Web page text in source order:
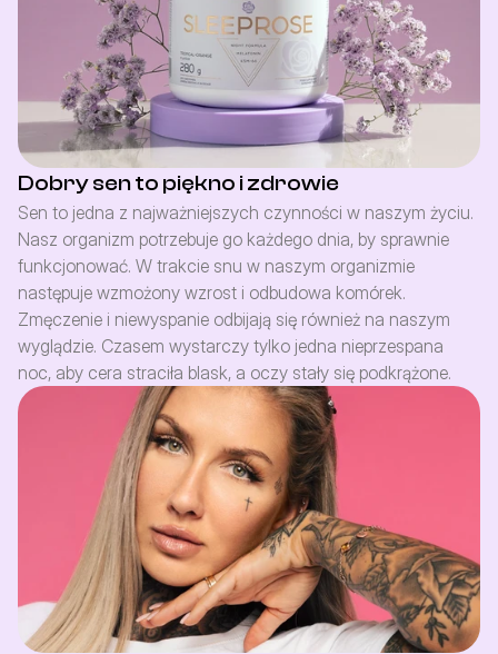
Dobry sen to piękno i zdrowie
Sen to jedna z najważniejszych czynności w naszym życiu.
Nasz organizm potrzebuje go każdego dnia, by sprawnie
funkcjonować. W trakcie snu w naszym organizmie
następuje wzmożony wzrost i odbudowa komórek.
Zmęczenie i niewyspanie odbijają się również na naszym
wyglądzie. Czasem wystarczy tylko jedna nieprzespana
noc, aby cera straciła blask, a oczy stały się podkrążone.